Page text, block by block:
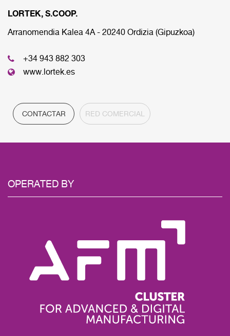
LORTEK, S.COOP.
Arranomendia Kalea 4A - 20240 Ordizia (Gipuzkoa)
+34 943 882 303
www.lortek.es
CONTACTAR RED COMERCIAL
A continuación se muestran las diferens sedes que
componen nuestra red comercial.
CENTRAL
OPERATED BY